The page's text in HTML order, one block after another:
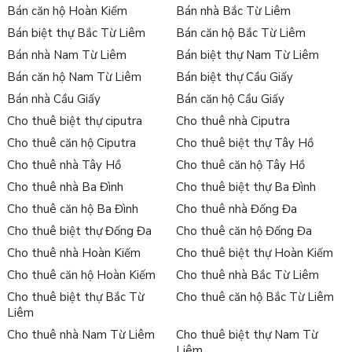
Bán căn hộ Hoàn Kiếm
Bán nhà Bắc Từ Liêm
Bán biệt thự Bắc Từ Liêm
Bán căn hộ Bắc Từ Liêm
Bán nhà Nam Từ Liêm
Bán biệt thự Nam Từ Liêm
Bán căn hộ Nam Từ Liêm
Bán biệt thự Cầu Giấy
Bán nhà Cầu Giấy
Bán căn hộ Cầu Giấy
Cho thuê biệt thự ciputra
Cho thuê nhà Ciputra
Cho thuê căn hộ Ciputra
Cho thuê biệt thự Tây Hồ
Cho thuê nhà Tây Hồ
Cho thuê căn hộ Tây Hồ
Cho thuê nhà Ba Đình
Cho thuê biệt thự Ba Đình
Cho thuê căn hộ Ba Đình
Cho thuê nhà Đống Đa
Cho thuê biệt thự Đống Đa
Cho thuê căn hộ Đống Đa
Cho thuê nhà Hoàn Kiếm
Cho thuê biệt thự Hoàn Kiếm
Cho thuê căn hộ Hoàn Kiếm
Cho thuê nhà Bắc Từ Liêm
Cho thuê biệt thự Bắc Từ
Liêm
Cho thuê căn hộ Bắc Từ Liêm
Cho thuê nhà Nam Từ Liêm
Cho thuê biệt thự Nam Từ